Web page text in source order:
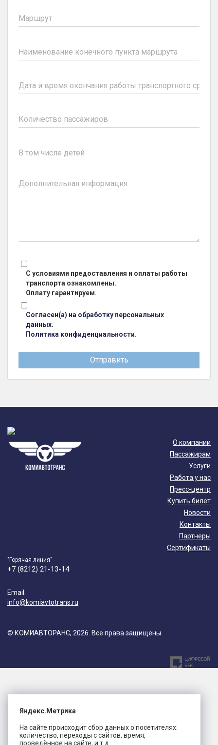
С условиями предоставления и оплаты работы
транспорта ознакомлены.
Оплату гарантируем.
Cогласен(а) на обработку персональных
данных.
Политика конфиденциальности.
О компании
Пассажирам
Услуги
Работа у нас
Пресс-центр
Купить билет
Новости
Контакты
Партнеры
Сертификаты
"Горячая линия"
+7 (8212) 21-13-14
Email:
info@komiavtotrans.ru
© КОМИАВТОРАНС, 2026. Все права защищены
Яндекс.Метрика
На сайте происходит сбор данных о посетителях:
количество, переходы с сайтов, время,
проведённое на сайте, и т.д.